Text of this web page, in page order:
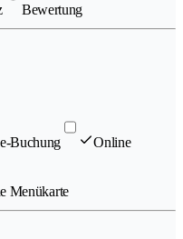
Bewertung
Buchung Online
Menükarte